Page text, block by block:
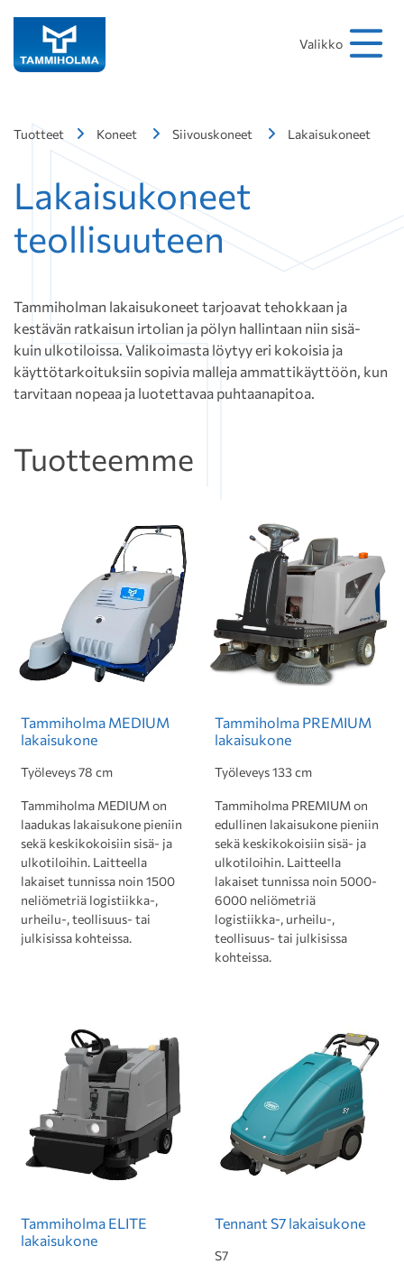
Valikko
Tuotteet Koneet Siivouskoneet Lakaisukoneet
Lakaisukoneet
teollisuuteen
Tammiholman lakaisukoneet tarjoavat tehokkaan ja
kestävän ratkaisun irtolian ja pölyn hallintaan niin sisä-
kuin ulkotiloissa. Valikoimasta löytyy eri kokoisia ja
käyttötarkoituksiin sopivia malleja ammattikäyttöön, kun
tarvitaan nopeaa ja luotettavaa puhtaanapitoa.
Tuotteemme
Tammiholma MEDIUM
lakaisukone
Työleveys 78 cm
Tammiholma MEDIUM on
laadukas lakaisukone pieniin
sekä keskikokoisiin sisä- ja
ulkotiloihin. Laitteella
lakaiset tunnissa noin 1500
neliömetriä logistiikka-,
urheilu-, teollisuus- tai
julkisissa kohteissa.
Tammiholma PREMIUM
lakaisukone
Työleveys 133 cm
Tammiholma PREMIUM on
edullinen lakaisukone pieniin
sekä keskikokoisiin sisä- ja
ulkotiloihin. Laitteella
lakaiset tunnissa noin 5000-
6000 neliömetriä
logistiikka-, urheilu-,
teollisuus- tai julkisissa
kohteissa.
Tammiholma ELITE
lakaisukone
Tennant S7 lakaisukone
S7